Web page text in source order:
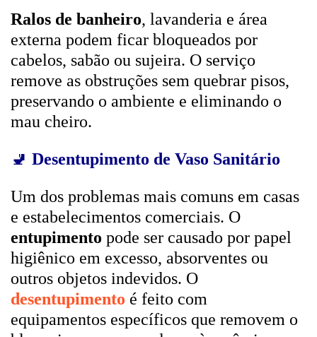
Ralos de banheiro, lavanderia e área
externa podem ficar bloqueados por
cabelos, sabão ou sujeira. O serviço
remove as obstruções sem quebrar pisos,
preservando o ambiente e eliminando o
mau cheiro.
🚽 Desentupimento de Vaso Sanitário
Um dos problemas mais comuns em casas
e estabelecimentos comerciais. O
entupimento pode ser causado por papel
higiênico em excesso, absorventes ou
outros objetos indevidos. O
desentupimento é feito com
equipamentos específicos que removem o